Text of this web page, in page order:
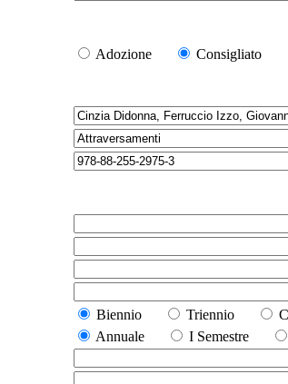
Adozione
Consigliato
Biennio Triennio
Annuale I Semestre